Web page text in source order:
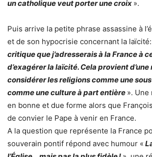
un catholique veut porter une croix ».
Puis arrive la petite phrase assassine à
et de son hypocrisie concernant la laïcité:
critique que j’adresserais à la France à
d’exagérer la laïcité. Cela provient
considérer les religions comme une
comme une culture à part entière ». Une
en bonne et due forme alors que
de convier le Pape à venir en France.
A la question que représente la France
souverain pontif répond avec humour «